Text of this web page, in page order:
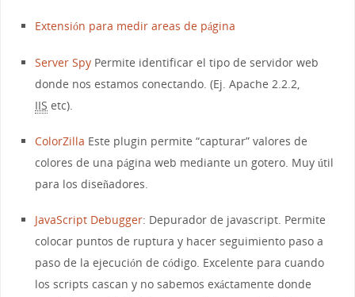
Extensión para medir areas de página
Server Spy Permite identificar el tipo de servidor web
donde nos estamos conectando. (Ej. Apache 2.2.2,
IIS etc).
ColorZilla Este plugin permite “capturar” valores de
colores de una página web mediante un gotero. Muy útil
para los diseñadores.
JavaScript Debugger: Depurador de javascript. Permite
colocar puntos de ruptura y hacer seguimiento paso a
paso de la ejecución de código. Excelente para cuando
los scripts cascan y no sabemos exáctamente donde